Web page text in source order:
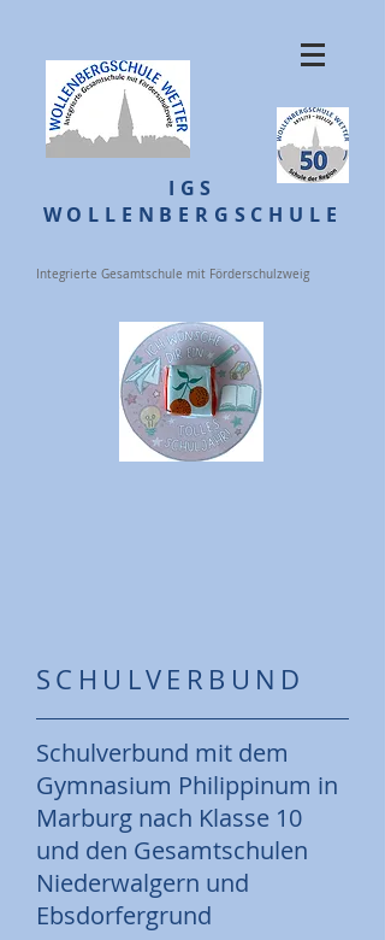
Integrierte Gesamtschule mit Förderschulzweig
IGS
WOLLENBERGSCHULE
SCHULVERBUND
Schulverbund mit dem
Gymnasium Philippinum in
Marburg nach Klasse 10
und den Gesamtschulen
Niederwalgern und
Ebsdorfergrund